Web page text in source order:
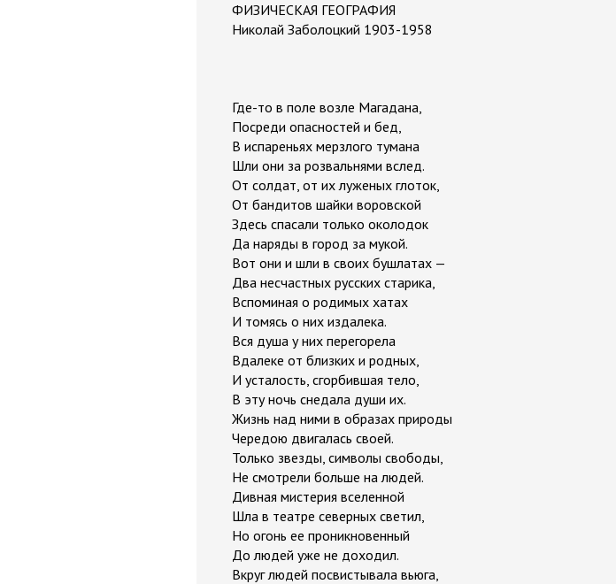
ФИЗИЧЕСКАЯ ГЕОГРАФИЯ
Николай Заболоцкий 1903-1958
Где-то в поле возле Магадана,
Посреди опасностей и бед,
В испареньях мерзлого тумана
Шли они за розвальнями вслед.
От солдат, от их луженых глоток,
От бандитов шайки воровской
Здесь спасали только околодок
Да наряды в город за мукой.
Вот они и шли в своих бушлатах —
Два несчастных русских старика,
Вспоминая о родимых хатах
И томясь о них издалека.
Вся душа у них перегорела
Вдалеке от близких и родных,
И усталость, сгорбившая тело,
В эту ночь снедала души их.
Жизнь над ними в образах природы
Чередою двигалась своей.
Только звезды, символы свободы,
Не смотрели больше на людей.
Дивная мистерия вселенной
Шла в театре северных светил,
Но огонь ее проникновенный
До людей уже не доходил.
Вкруг людей посвистывала вьюга,